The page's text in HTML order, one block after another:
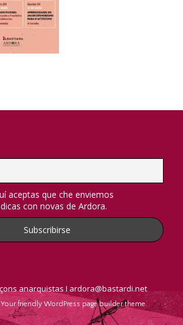
aceptas que che enviemos
con novas de Ardora.
anarquistas I ardora@bastardi.net
friendly WordPress page builder theme.